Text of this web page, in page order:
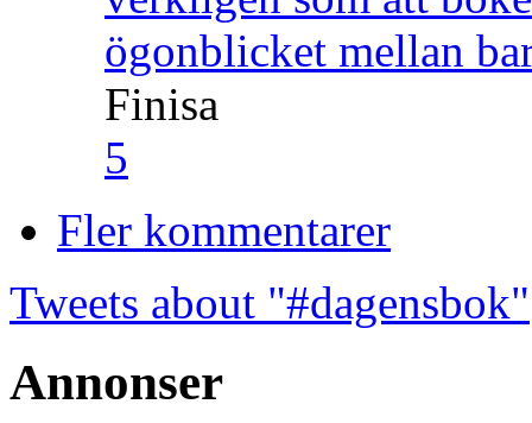
ögonblicket mellan
Finisa
5
Fler kommentarer
Tweets about "#dagensbok"
Annonser